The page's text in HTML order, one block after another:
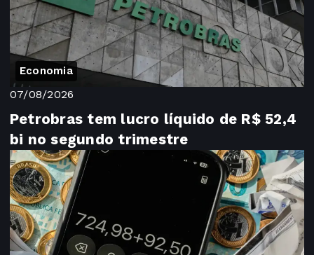
Economia
07/08/2026
Petrobras tem lucro líquido de R$ 52,4
bi no segundo trimestre